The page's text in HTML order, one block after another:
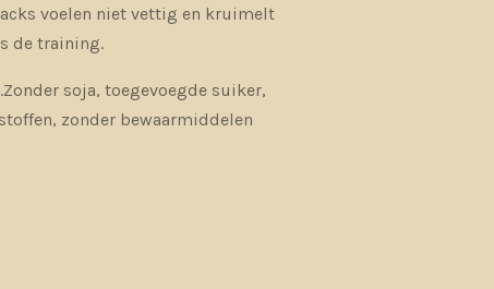
voelen niet vettig en kruimelt
de training.
soja, toegevoegde suiker,
zonder bewaarmiddelen